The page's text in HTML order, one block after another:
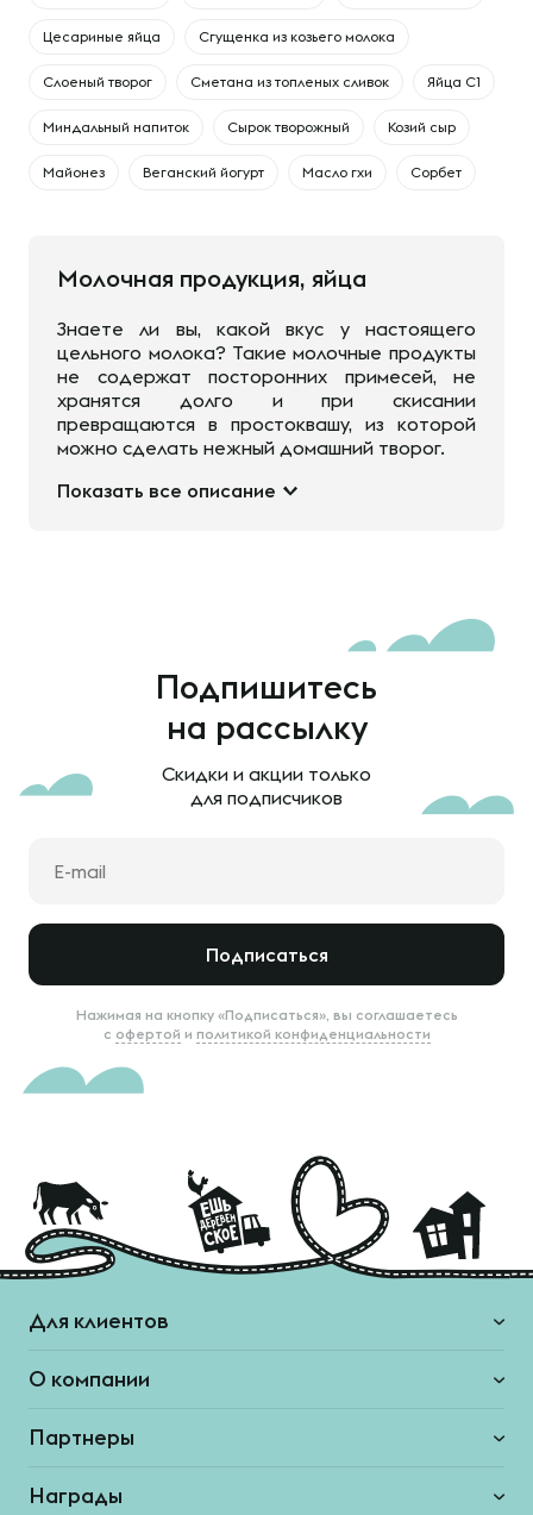
Цесариные яйца Сгущенка из козьего молока
Слоеный творог Сметана из топленых сливок Яйца С1
Миндальный напиток Сырок творожный Козий сыр
Майонез Веганский йогурт Масло гхи Сорбет
Молочная продукция, яйца
Знаете ли вы, какой вкус у настоящего
цельного молока? Такие молочные продукты
не содержат посторонних примесей, не
хранятся долго и при скисании
превращаются в простоквашу, из которой
можно сделать нежный домашний творог.
Показать все описание
Подпишитесь
на рассылку
Скидки и акции только
для подписчиков
Подписаться
Нажимая на кнопку «Подписаться», вы соглашаетесь
с офертой и политикой конфиденциальности
Для клиентов
О компании
Партнеры
Награды